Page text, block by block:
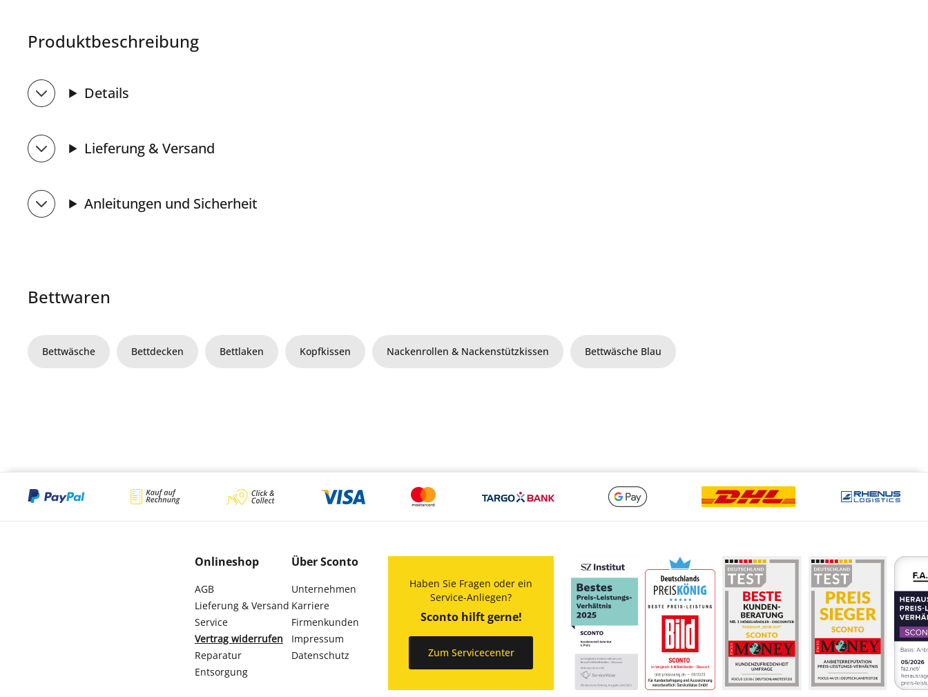
Produktbeschreibung
Details
Lieferung & Versand
Anleitungen und Sicherheit
Bettwaren
Bettwäsche Bettdecken Bettlaken Kopfkissen Nackenrollen & Nackenstützkissen Bettwäsche Blau
Onlineshop
AGB
Lieferung & Versand
Service
Vertrag widerrufen
Reparatur
Entsorgung
Über Sconto
Unternehmen
Karriere
Firmenkunden
Impressum
Datenschutz
Haben Sie Fragen oder ein
Service-Anliegen?
Sconto hilft gerne!
Zum Servicecenter